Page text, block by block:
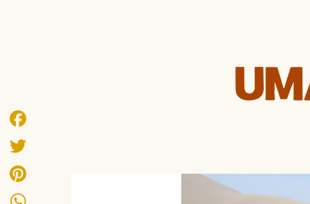
Facebook
Twitter
Pinterest